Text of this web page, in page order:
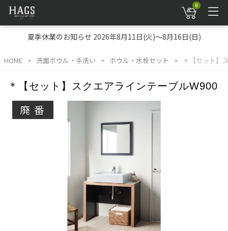
0
夏季休業のお知らせ 2026年8月11日(火)～8月16日(日)
HOME 洗面ボウル・手洗い ボウル・水栓セット ＊【セット】
＊【セット】スクエアラインテーブルW900
廃番